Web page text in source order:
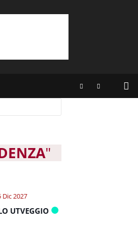
"
Dic 2027
UTVEGGIO